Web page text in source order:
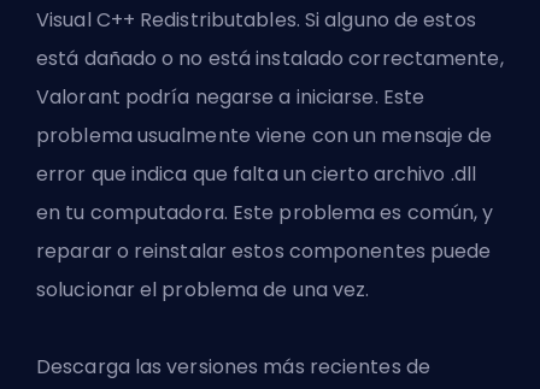
Visual C++ Redistributables. Si alguno de estos
está dañado o no está instalado correctamente,
Valorant podría negarse a iniciarse. Este
problema usualmente viene con un mensaje de
error que indica que falta un cierto archivo .dll
en tu computadora. Este problema es común, y
reparar o reinstalar estos componentes puede
solucionar el problema de una vez.
Descarga las versiones más recientes de